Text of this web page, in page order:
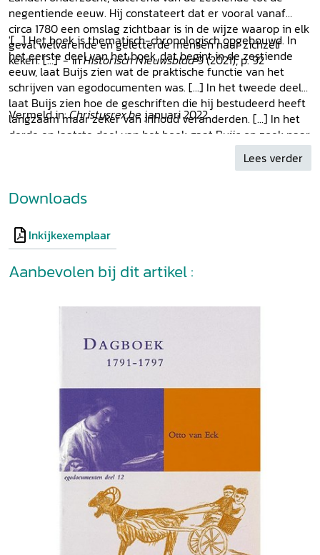
negentiende eeuw. Hij constateert dat er vooral vanaf
circa 1780 een omslag zichtbaar is in de wijze waarop in elk
geval welvarende en geletterde mensen naar zichzelf
keken. [...]' - inHistorisch Nieuwsblad9 (2021), p. 92
'[...] Het boek is thematisch-chronologisch opgebouwd. In
het eerste deel van het boek, dat begint in de zestiende
eeuw, laat Buijs zien wat de praktische functie van het
schrijven van egodocumenten was. [...] In het tweede deel
laat Buijs zien hoe de geschriften die hij bestudeerd heeft
langzaam maar zeker van inhoud veranderden. [...] In het
derde en laatste deel van het boek gaat Buijs op zoek naar
De geboorte van het
leert de lezer veel over het dagelijkse leven in
De gekozen tekstfragmenten zijn raak en soms bijzonder
Vermeld in:Christusrex.be januari 2022
Lees verder
Downloads
Inkijkexemplaar
Aanbevolen bij dit artikel :